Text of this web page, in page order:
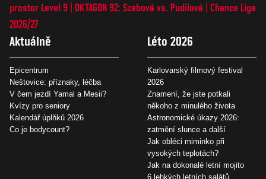
prostor Level 9 OKTAGON 92: Szabová vs. Pudilová
Chance Liga
2026/27
Aktuálně
Epicentrum
Neštovice: příznaky, léčba
V čem jezdí Yamal a Mesii?
Kvízy pro seniory
Kalendář úplňků 2026
Co je bodycount?
Léto 2026
Karlovarský filmový festival
2026
Znamení, že jste potkali
někoho z minulého života
Astronomické úkazy 2026:
zatmění slunce a další
Jak obléci miminko při
vysokých teplotách?
Jak na dokonalé letní mojito
6 lehkých letních salátů